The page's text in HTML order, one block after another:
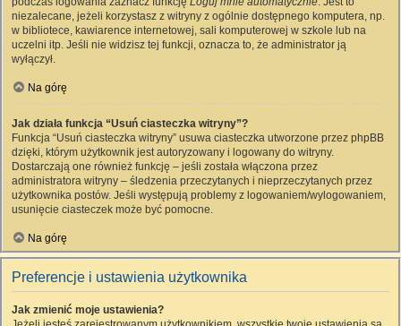
niezalecane, jeżeli korzystasz z witryny z ogólnie dostępnego komputera, np.
w bibliotece, kawiarence internetowej, sali komputerowej w szkole lub na
uczelni itp. Jeśli nie widzisz tej funkcji, oznacza to, że administrator ją
wyłączył.
Na górę
Jak działa funkcja “Usuń ciasteczka witryny”?
Funkcja “Usuń ciasteczka witryny” usuwa ciasteczka utworzone przez phpBB
dzięki, którym użytkownik jest autoryzowany i logowany do witryny.
Dostarczają one również funkcję – jeśli została włączona przez
administratora witryny – śledzenia przeczytanych i nieprzeczytanych przez
użytkownika postów. Jeśli występują problemy z logowaniem/wylogowaniem,
usunięcie ciasteczek może być pomocne.
Na górę
Preferencje i ustawienia użytkownika
Jak zmienić moje ustawienia?